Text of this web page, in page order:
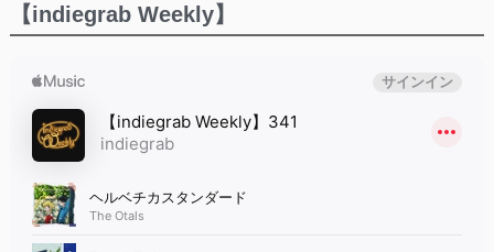
【indiegrab Weekly】